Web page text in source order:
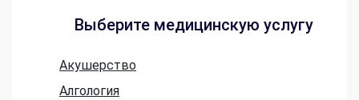
Выберите медицинскую услугу
Акушерство
Алгология